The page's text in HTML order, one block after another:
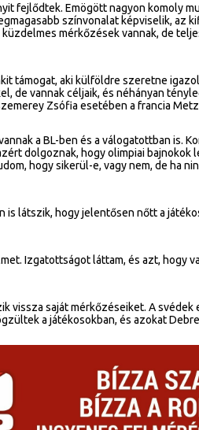
fejlődtek. Emögött nagyon komoly
színvonalat képviselik, az
mérkőzések vannak, de
támogat, aki külföldre szeretne
de vannak céljaik, és néhányan
Zsófia esetében a francia
a BL-ben és a válogatottban is.
dolgoznak, hogy olimpiai bajnokok
hogy sikerül-e, vagy nem, de ha
is látszik, hogy jelentősen nőtt a
Izgatottságot láttam, és azt, hogy
vissza saját mérkőzéseiket. A
a játékosokban, és azokat